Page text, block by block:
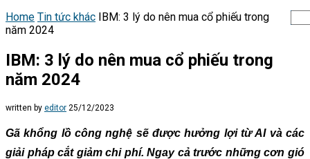
Home Tin tức khác IBM: 3 lý do nên mua cổ phiếu trong
năm 2024
IBM: 3 lý do nên mua cổ phiếu trong
năm 2024
written by editor 25/12/2023
Gã khổng lồ công nghệ sẽ được hưởng lợi từ AI và các
giải pháp cắt giảm chi phí. Ngay cả trước những cơn gió